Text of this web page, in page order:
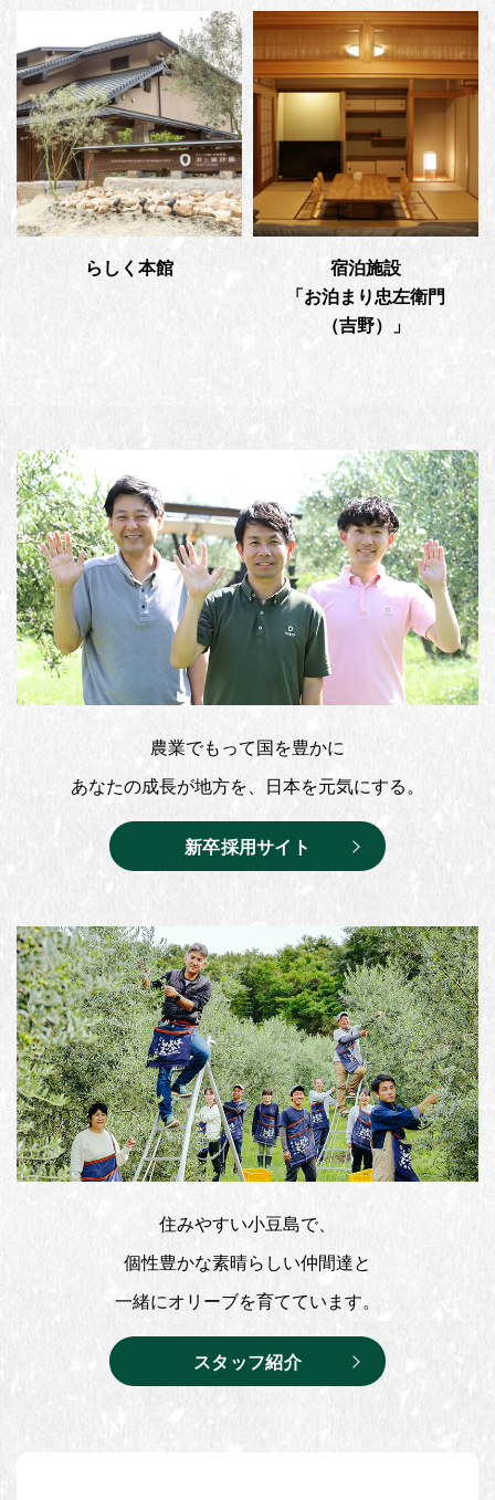
らしく本館
宿泊施設
「お泊まり忠左衛門
（吉野）」
農業でもって国を豊かに
あなたの成長が地方を、日本を元気にする。
新卒採用サイト
住みやすい小豆島で、
個性豊かな素晴らしい仲間達と
一緒にオリーブを育てています。
スタッフ紹介